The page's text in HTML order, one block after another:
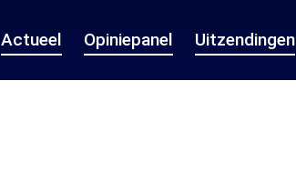
Actueel Opiniepanel Uitzendingen